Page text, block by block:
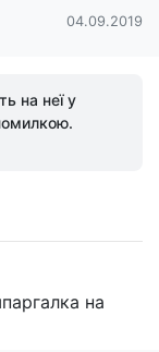
04.09.2019
на неї у
на